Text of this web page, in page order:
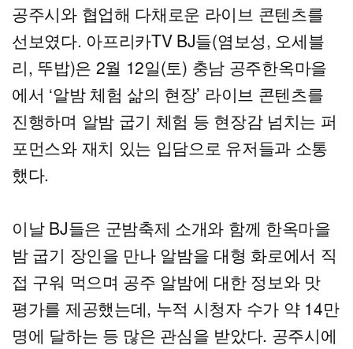
공주시와 협업해 다채로운 라이브 콘텐츠를
선보였다. 아프리카TV BJ들(염보성, 오세블
리, 뚜밥)은 2월 12일(토) 충남 공주한옥마을
에서 ‘알밤 체험 삶의 현장’ 라이브 콘텐츠를
진행하며 알밤 굽기 체험 등 현장감 넘치는 퍼
포먼스와 재치 있는 입담으로 유저들과 소통
했다.
이날 BJ들은 군밤축제 소개와 함께 한옥마을
밤 굽기 장인을 만나 알밤을 대형 화로에서 직
접 구워 먹으며 공주 알밤에 대한 정보와 맛
평가를 제공했는데, 누적 시청자 수가 약 14만
명에 달하는 등 많은 관심을 받았다. 공주시에